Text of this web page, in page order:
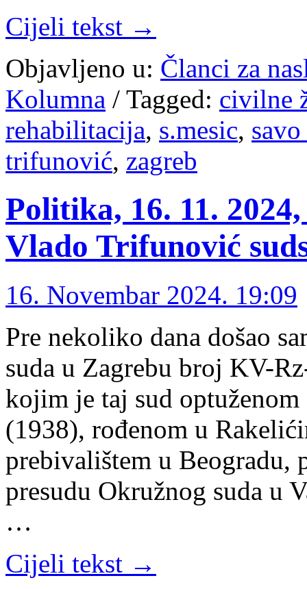
Cijeli tekst →
Objavljeno u: Članci za
Kolumna / Tagged: civilne
rehabilitacija, s.mesic,
trifunović, zagreb
Politika, 16. 11.
Vlado Trifunović
16. Novembar 2024. 19:09
Pre nekoliko dana došao
suda u Zagrebu broj KV-
kojim je taj sud
(1938), rođenom u
prebivalištem u Beogradu,
presudu Okružnog suda u
…
Cijeli tekst →